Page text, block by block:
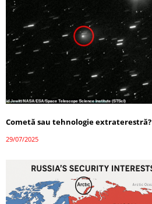
Cometă sau tehnologie extraterestră?
29/07/2025